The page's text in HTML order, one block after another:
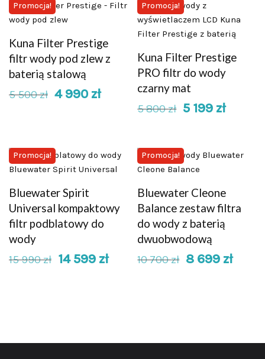
Promocja!
Kuna Filter Prestige
filtr wody pod zlew z
baterią stalową
5 500zł 4 990 zł
Promocja!
Kuna Filter Prestige
PRO filtr do wody
czarny mat
5 800zł 5 199 zł
Promocja!
Bluewater Spirit
Universal kompaktowy
filtr podblatowy do
wody
15 990zł 14 599 zł
Promocja!
Bluewater Cleone
Balance zestaw filtra
do wody z baterią
dwuobwodową
10 700zł 8 699 zł